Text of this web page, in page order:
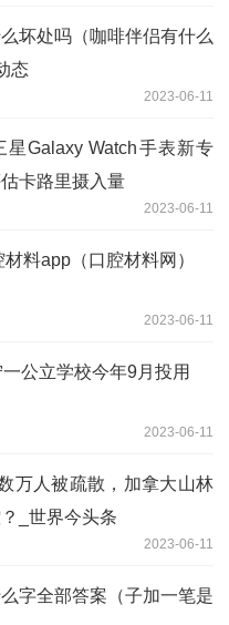
坏处吗（咖啡伴侣有什么
态
2023-06-11
星Galaxy Watch手表新专
卡路里摄入量
2023-06-11
料app（口腔材料网）
2023-06-11
公立学校今年9月投用
2023-06-11
万人被疏散，加拿大山林
_世界今头条
2023-06-11
字全部答案（子加一笔是